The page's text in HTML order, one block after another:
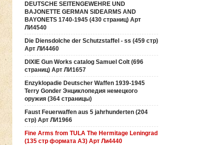
DEUTSCHE SEITENGEWEHRE UND
BAJONETTE GERMAN SIDEARMS AND
BAYONETS 1740-1945 (430 страниц) Арт
ЛИ4540
Die Diensdolche der Schutzstaffel - ss (459 стр)
Арт ЛИ4460
DIXIE Gun Works catalog Samuel Colt (696
страниц) Арт ЛИ1657
Enzyklopadie Deutscher Waffen 1939-1945
Terry Gonder Энциклопедия немецкого
оружия (364 страницы)
Faust Feuerwaffen aus 5 jahrhunderten (204
стр) Арт ЛИ1966
Fine Arms from TULA The Hermitage Leningrad
(135 стр формата А3) Арт Ли4440